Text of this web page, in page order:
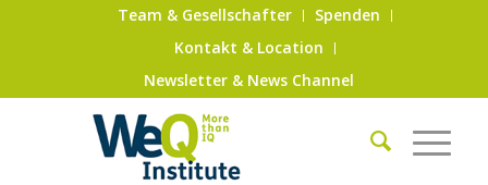
Team & Gesellschafter
Spenden
Kontakt & Location
Newsletter & News Channel